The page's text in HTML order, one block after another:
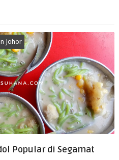
Johor
Popular di Segamat